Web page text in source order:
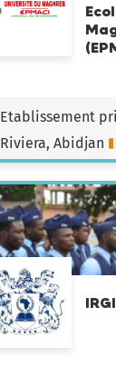
Etablissement
Riviera, Abidjan